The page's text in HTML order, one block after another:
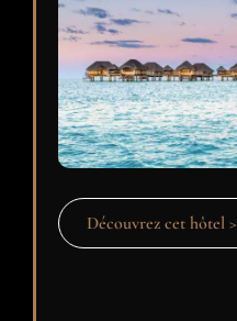
Découvrez cet hôtel >